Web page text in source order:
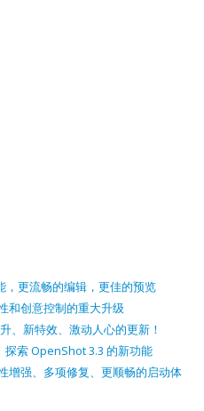
更流畅的编辑，更佳的预览
和创意控制的重大升级
、新特效、激动人心的更新！
索 OpenShot 3.3 的新功能
增强、多项修复、更顺畅的启动体